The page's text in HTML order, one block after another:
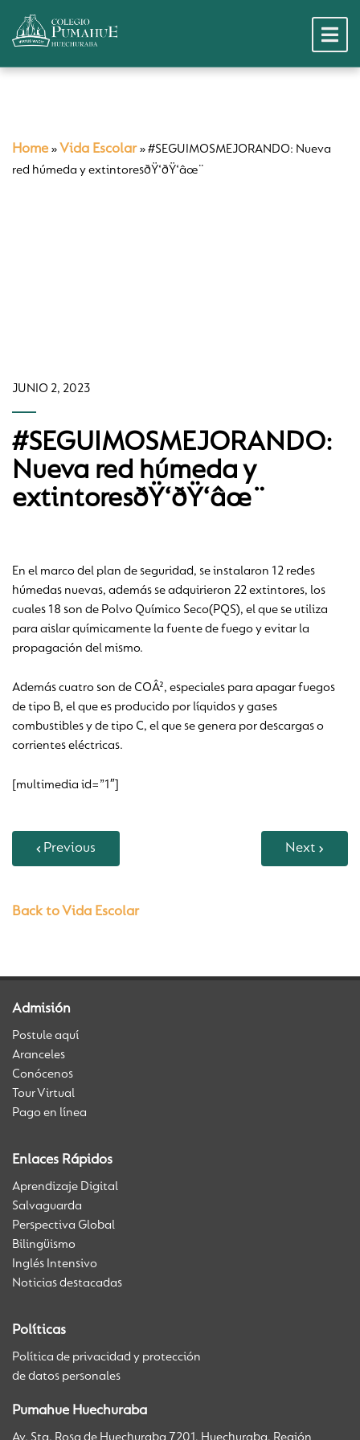
Home » Vida Escolar»#SEGUIMOSMEJORANDO: Nueva
red húmeda y extintoresðŸ‘ðŸ‘âœ¨
JUNIO 2, 2023
#SEGUIMOSMEJORANDO:
Nueva red húmeda y
extintoresðŸ‘ðŸ‘âœ¨
En el marco del plan de seguridad, se instalaron 12 redes
húmedas nuevas, además se adquirieron 22 extintores, los
cuales 18 son de Polvo Químico Seco(PQS), el que se utiliza
para aislar químicamente la fuente de fuego y evitar la
propagación del mismo.
Además cuatro son de COÂ², especiales para apagar fuegos
de tipo B, el que es producido por líquidos y gases
combustibles y de tipo C, el que se genera por descargas o
corrientes eléctricas.
[multimedia id=”1″]
Previous Next
Back to Vida Escolar
Admisión
Postule aquí
Aranceles
Conócenos
Tour Virtual
Pago en línea
Enlaces Rápidos
Aprendizaje Digital
Salvaguarda
Perspectiva Global
Bilingüismo
Inglés Intensivo
Noticias destacadas
Políticas
Política de privacidad y protección
de datos personales
Pumahue Huechuraba